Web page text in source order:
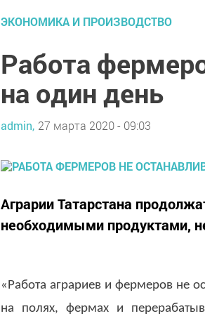
ЭКОНОМИКА И ПРОИЗВОДСТВО
Работа
на один день
admin, 27 марта 2020 - 09:03
Аграрии Татарстана
необходимыми продуктами,
«Работа аграриев и фермеров не
на полях, фермах и